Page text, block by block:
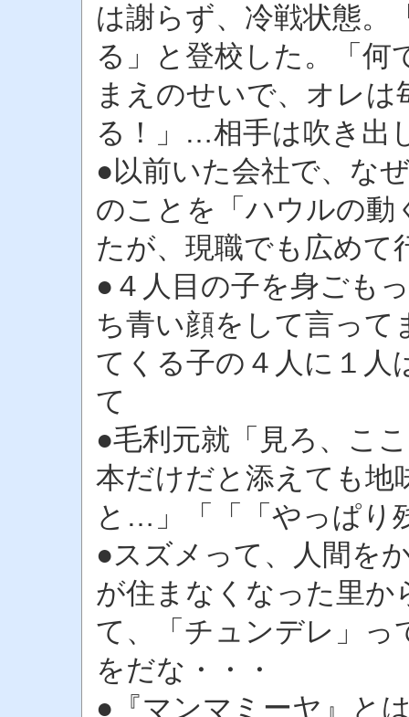
は謝らず、冷戦状態。
る」と登校した。「何
まえのせいで、オレ
る！」…相手は吹き出
●以前いた会社で、な
のことを「ハウルの動
たが、現職でも広めて
●４人目の子を身ごも
ち青い顔をして言って
てくる子の４人に１人
て
●毛利元就「見ろ、こ
本だけだと添えても地
と…」「「「やっぱり
●スズメって、人間を
が住まなくなった里か
て、「チュンデレ」っ
をだな・・・
●『マンマミーヤ』と